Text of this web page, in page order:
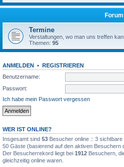
Forum
Termine
Verstaltungen, wo man uns treffen
Themen: 95
ANMELDEN • REGISTRIEREN
Benutzername:
Passwort:
Ich habe mein Passwort vergessen
WER IST ONLINE?
Insgesamt sind 53 Besucher online :: 3
50 Gäste (basierend auf den aktiven Besuchern
Der Besucherrekord liegt bei 1912 Besuchern,
gleichzeitig online waren.